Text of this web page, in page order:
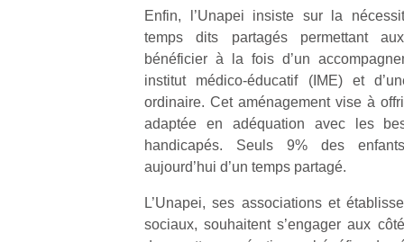
Enfin, l’Unapei insiste sur la
temps dits partagés permettant
bénéficier à la fois d’un
institut médico-éducatif (IME) et
ordinaire. Cet aménagement vise à
adaptée en adéquation avec les
handicapés. Seuls 9% des
aujourd’hui d’un temps partagé.
L’Unapei, ses associations et
sociaux, souhaitent s’engager aux